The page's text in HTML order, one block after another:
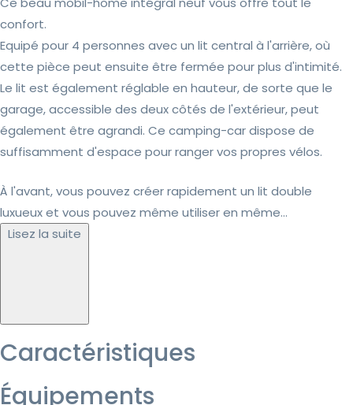
confort.
Equipé pour 4 personnes avec un lit central à l'arrière, où
cette pièce peut ensuite être fermée pour plus d'intimité.
Le lit est également réglable en hauteur, de sorte que le
garage, accessible des deux côtés de l'extérieur, peut
également être agrandi. Ce camping-car dispose de
suffisamment d'espace pour ranger vos propres vélos.
À l'avant, vous pouvez créer rapidement un lit double
luxueux et vous pouvez même utiliser en même...
Lisez la suite
Caractéristiques
Équipements